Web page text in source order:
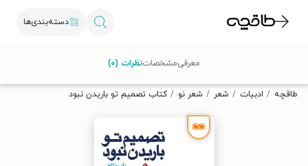
دسته‌بندی‌ها
تخفیف از طاقچه دریافت کن.
طاقچه ادبیات شعر شعر نو کتاب تصمیم تو باریدن نبود
معرفیمشخصاتنظرات (۰)